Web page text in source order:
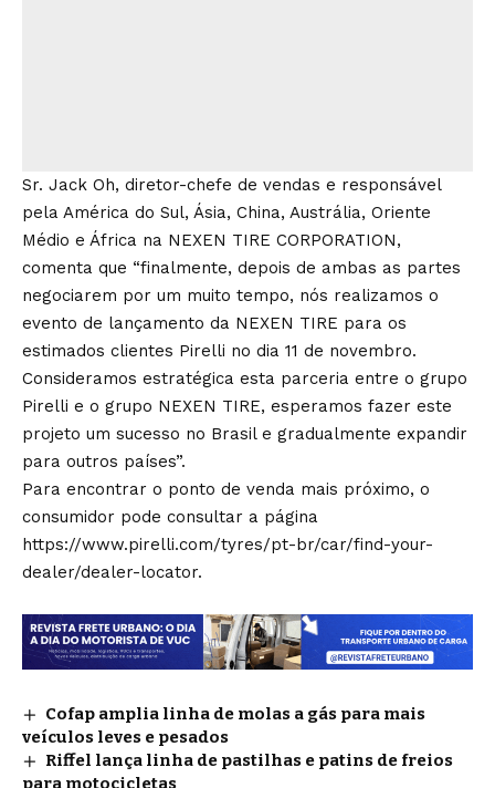
Sr. Jack Oh, diretor-chefe de vendas e responsável
pela América do Sul, Ásia, China, Austrália, Oriente
Médio e África na NEXEN TIRE CORPORATION,
comenta que “finalmente, depois de ambas as partes
negociarem por um muito tempo, nós realizamos o
evento de lançamento da NEXEN TIRE para os
estimados clientes Pirelli no dia 11 de novembro.
Consideramos estratégica esta parceria entre o grupo
Pirelli e o grupo NEXEN TIRE, esperamos fazer este
projeto um sucesso no Brasil e gradualmente expandir
para outros países”.
Para encontrar o ponto de venda mais próximo, o
consumidor pode consultar a página
https://www.pirelli.com/tyres/pt-br/car/find-your-
dealer/dealer-locator.
Cofap amplia linha de molas a gás para mais
veículos leves e pesados
Riffel lança linha de pastilhas e patins de freios
para motocicletas